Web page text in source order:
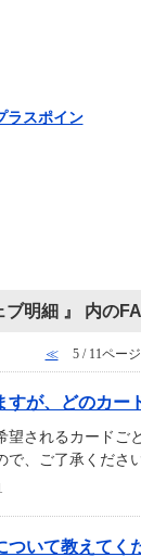
ラスポイン
ブ明細 』 内の
≪ 5 / 11ページ
が、どのカー
望されるカード
、ご了承くださ
いて教えてく